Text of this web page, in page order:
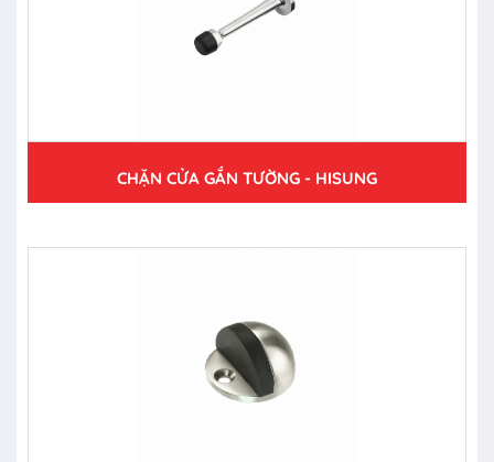
CHẶN CỬA GẮN TƯỜNG - HISUNG